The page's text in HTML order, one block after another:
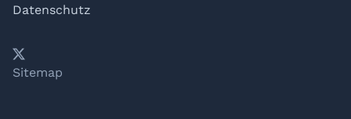
Datenschutz
YouTube
𝕏LinkedIn
Telegram
Sitemap